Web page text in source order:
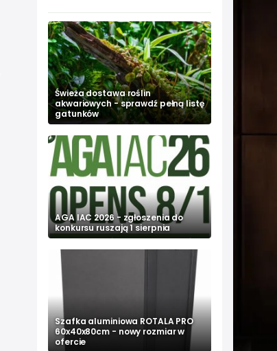
Świeża dostawa roślin
akwariowych - sprawdź pełną listę
gatunków
AGA IAC 2026 - zgłoszenia do
konkursu ruszają 1 sierpnia
Szafka aluminiowa ROTALA PRO
60x40x80cm - nowy rozmiar w
ofercie